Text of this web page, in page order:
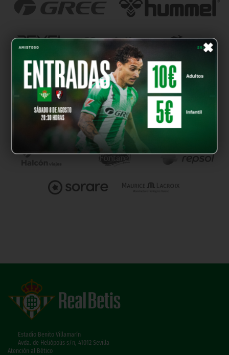
×
Estadio Benito Villamarín
Avda. de Heliópolis s/n, 41012 Sevilla
Atención al Bético